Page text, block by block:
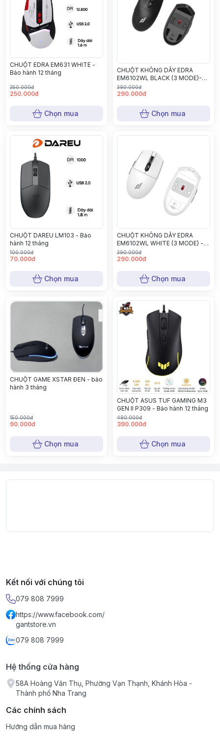
CHUỘT EDRA EM631 WHITE -
Bảo hành 12 tháng
350.000đ
250.000đ
Chọn mua
CHUỘT KHÔNG DÂY EDRA
EM6102WL BLACK (3 MODE)-
Bảo hành 12 tháng
390.000đ
290.000đ
Chọn mua
CHUỘT DAREU LM103 - Bảo
hành 12 tháng
100.000đ
70.000đ
Chọn mua
CHUỘT KHÔNG DÂY EDRA
EM6102WL WHITE (3 MODE) -
Bảo hành 12 tháng
390.000đ
290.000đ
Chọn mua
CHUỘT GAME XSTAR ĐEN - bảo
hành 3 tháng
150.000đ
90.000đ
Chọn mua
CHUỘT ASUS TUF GAMING M3
GEN II P309 - Bảo hành 12 tháng
490.000đ
390.000đ
Chọn mua
Kết nối với chúng tôi
079 808 7999
https://www.facebook.com/
gantstore.vn
079 808 7999
Hệ thống cửa hàng
58A Hoàng Văn Thụ, Phường Vạn Thạnh, Khánh Hòa -
Thành phố Nha Trang
Các chính sách
Hướng dẫn mua hàng